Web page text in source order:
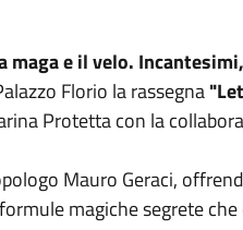
maga e il velo.
Florio la rassegna
Protetta con la
Mauro Geraci,
magiche segrete